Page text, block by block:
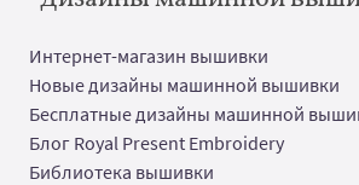
Интернет-магазин вышивки
Новые дизайны машинной вышивки
Бесплатные дизайны машинной
Блог Royal Present Embroidery
Библиотека вышивки